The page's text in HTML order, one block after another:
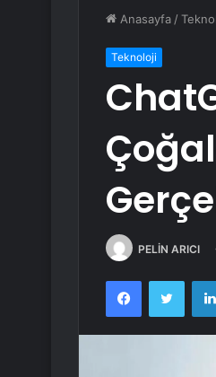
Anasayfa /
Teknoloji
PELİN ARICI
Facebook